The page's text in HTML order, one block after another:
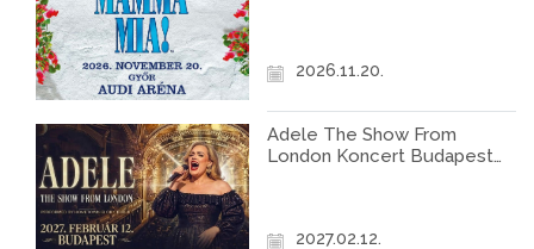
2026.11.20.
Adele The Show From
London Koncert Budapest
2027.02.12.